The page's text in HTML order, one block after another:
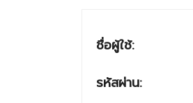
ชื่อผู้ใช้:
รหัสผ่าน: